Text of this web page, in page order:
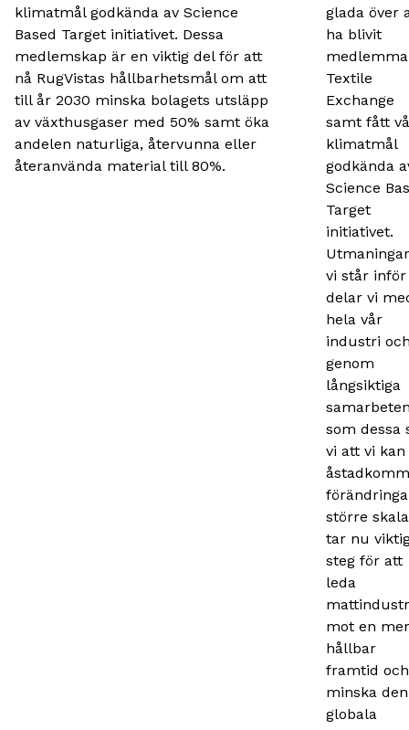
klimatmål godkända av Science
Based Target initiativet. Dessa
medlemskap är en viktig del för att
nå RugVistas hållbarhetsmål om att
till år 2030 minska bolagets utsläpp
av växthusgaser med 50% samt öka
andelen naturliga, återvunna eller
återanvända material till 80%.
glada över
ha blivit
Textile
Exchange
samt fått
klimatmål
godkända
Science
Target
initiativet.
vi står inför
delar vi
hela vår
industri
genom
långsiktiga
som dessa
vi att vi kan
större
tar nu
steg för att
leda
mot en mer
hållbar
framtid och
minska den
globala